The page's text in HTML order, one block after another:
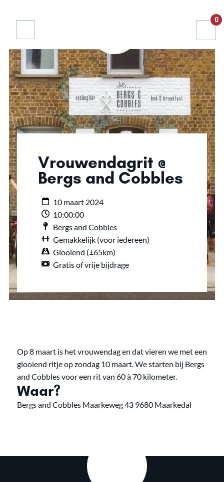
0
Vrouwendagrit @
Bergs and Cobbles
10 maart 2024
10:00:00
Bergs and Cobbles
Gemakkelijk (voor iedereen)
Glooiend (±65km)
Gratis of vrije bijdrage
Op 8 maart is het vrouwendag en dat vieren we met een
glooiend ritje op zondag 10 maart. We starten bij Bergs
and Cobbles voor een rit van 60 à 70 kilometer.
Waar?
Bergs and Cobbles Maarkeweg 43 9680 Maarkedal